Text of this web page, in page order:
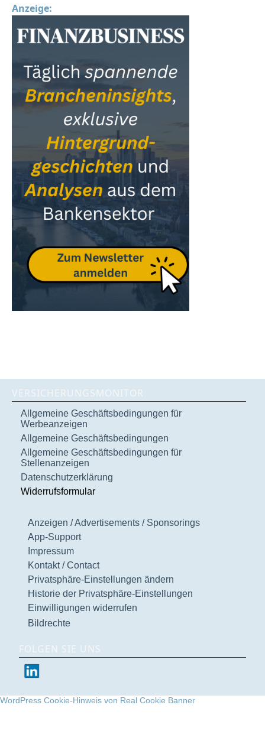
Anzeige:
VERSICHERUNGSMONITOR
Allgemeine Geschäftsbedingungen für
Werbeanzeigen
Allgemeine Geschäftsbedingungen
Allgemeine Geschäftsbedingungen für
Stellenanzeigen
Datenschutzerklärung
Widerrufsformular
Anzeigen / Advertisements / Sponsorings
App-Support
Impressum
Kontakt / Contact
Privatsphäre-Einstellungen ändern
Historie der Privatsphäre-Einstellungen
Einwilligungen widerrufen
Bildrechte
FOLGEN SIE UNS
WordPress Cookie-Hinweis von Real Cookie Banner